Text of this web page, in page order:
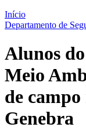
Início
Departamento de
Alunos
Meio
de
Genebra